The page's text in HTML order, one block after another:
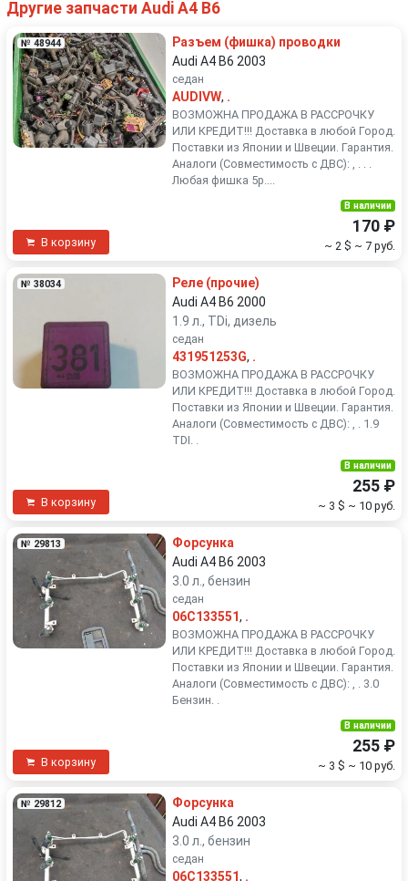
Другие запчасти Audi A4 B6
№ 48944
Разъем (фишка) проводки
Audi A4 B6 2003
седан
AUDIVW, .
ВОЗМОЖНА ПРОДАЖА В РАССРОЧКУ
ИЛИ КРЕДИТ!!! Доставка в любой Город.
Поставки из Японии и Швеции. Гарантия.
Аналоги (Совместимость с ДВС): , . . .
Любая фишка 5р....
В корзину
В наличии
170 ₽
~ 2 $ ~ 7 руб.
№ 38034
Реле (прочие)
Audi A4 B6 2000
1.9 л., TDi, дизель
седан
431951253G, .
ВОЗМОЖНА ПРОДАЖА В РАССРОЧКУ
ИЛИ КРЕДИТ!!! Доставка в любой Город.
Поставки из Японии и Швеции. Гарантия.
Аналоги (Совместимость с ДВС): , . 1.9
TDI. .
В корзину
В наличии
255 ₽
~ 3 $ ~ 10 руб.
№ 29813
Форсунка
Audi A4 B6 2003
3.0 л., бензин
седан
06C133551, .
ВОЗМОЖНА ПРОДАЖА В РАССРОЧКУ
ИЛИ КРЕДИТ!!! Доставка в любой Город.
Поставки из Японии и Швеции. Гарантия.
Аналоги (Совместимость с ДВС): , . 3.0
Бензин. .
В корзину
В наличии
255 ₽
~ 3 $ ~ 10 руб.
№ 29812
Форсунка
Audi A4 B6 2003
3.0 л., бензин
седан
06C133551, .